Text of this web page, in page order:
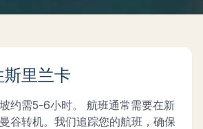
斯里兰卡
约需5-6小时。 航班通常需要在新
谷转机。我们追踪您的航班，确保